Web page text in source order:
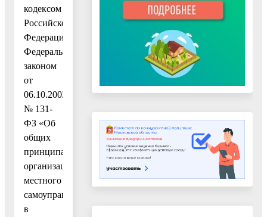
кодексом
Российской
Федерации,
Федеральным
законом
от
06.10.2003
№ 131-
ФЗ «Об
общих
принципах
организации
местного
самоуправления
в